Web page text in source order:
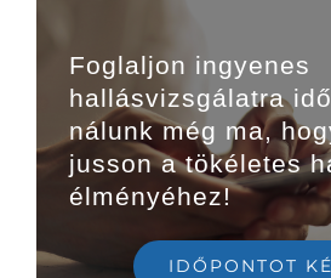
Foglaljon ingyenes
hallásvizsgálatra
nálunk még ma,
jusson a tökéletes
élményéhez!
IDŐPONTOT